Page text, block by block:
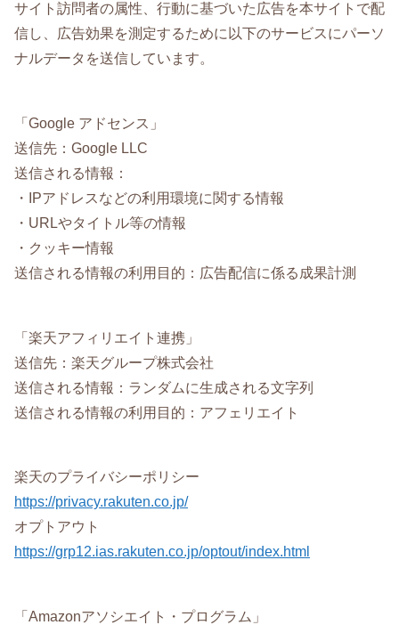
サイト訪問者の属性、行動に基づいた広告を本サイトで配
信し、広告効果を測定するために以下のサービスにパーソ
ナルデータを送信しています。
「Google アドセンス」
送信先：Google LLC
送信される情報：
・IPアドレスなどの利用環境に関する情報
・URLやタイトル等の情報
・クッキー情報
送信される情報の利用目的：広告配信に係る成果計測
「楽天アフィリエイト連携」
送信先：楽天グループ株式会社
送信される情報：ランダムに生成される文字列
送信される情報の利用目的：アフェリエイト
楽天のプライバシーポリシー
https://privacy.rakuten.co.jp/
オプトアウト
https://grp12.ias.rakuten.co.jp/optout/index.html
「Amazonアソシエイト・プログラム」